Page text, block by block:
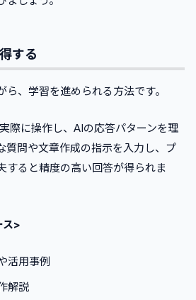
する
、学習を進められる方法です。
際に操作し、AIの応答パターンを理
質問や文章作成の指示を入力し、プ
すると精度の高い回答が得られま
ス>
活用事例
解説